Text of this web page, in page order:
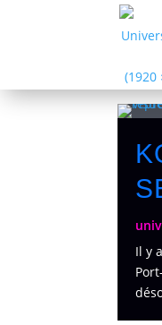
Il y